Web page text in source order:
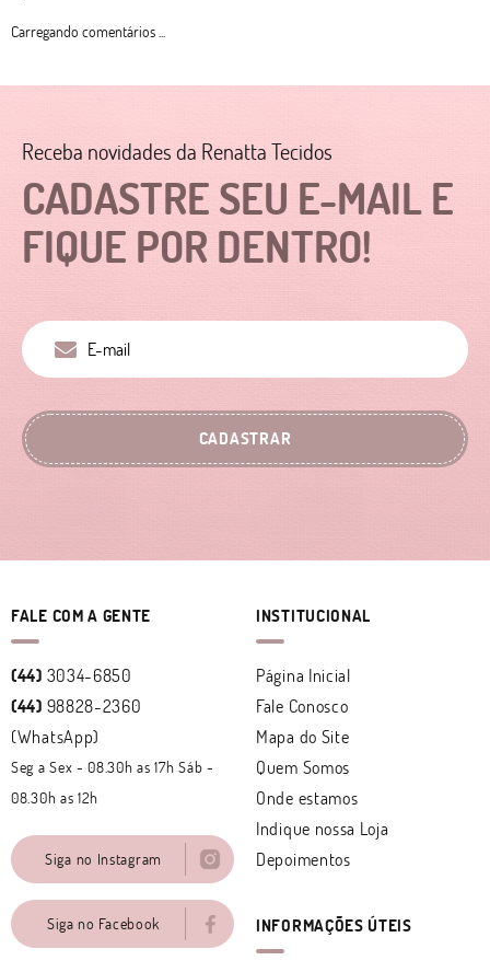
Carregando comentários ...
CADASTRE SEU E-MAIL E
FIQUE POR DENTRO!
Receba novidades da Renatta Tecidos
CADASTRAR
FALE COM A GENTE
(44) 3034-6850
(44) 98828-2360
(WhatsApp)
Seg a Sex - 08.30h as 17h Sáb -
08.30h as 12h
Siga no Instagram
Siga no Facebook
INSTITUCIONAL
Página Inicial
Fale Conosco
Mapa do Site
Quem Somos
Onde estamos
Indique nossa Loja
Depoimentos
INFORMAÇÕES ÚTEIS